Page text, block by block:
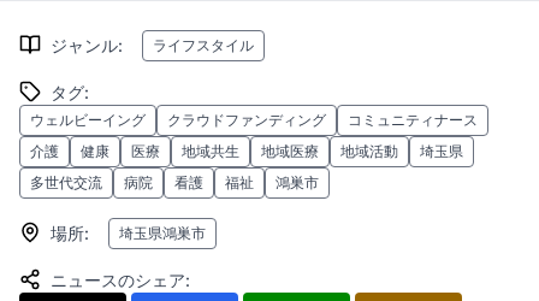
ジャンル: ライフスタイル
タグ:
ウェルビーイング クラウドファンディング
コミュニティナース
介護
健康 医療 地域共生 地域医療 地域活動
埼玉県
多世代交流
病院 看護 福祉 鴻巣市
場所: 埼玉県鴻巣市
ニュースのシェア: